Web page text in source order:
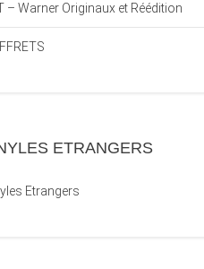
– Warner Originaux et Réédition
ETRANGERS
Etrangers